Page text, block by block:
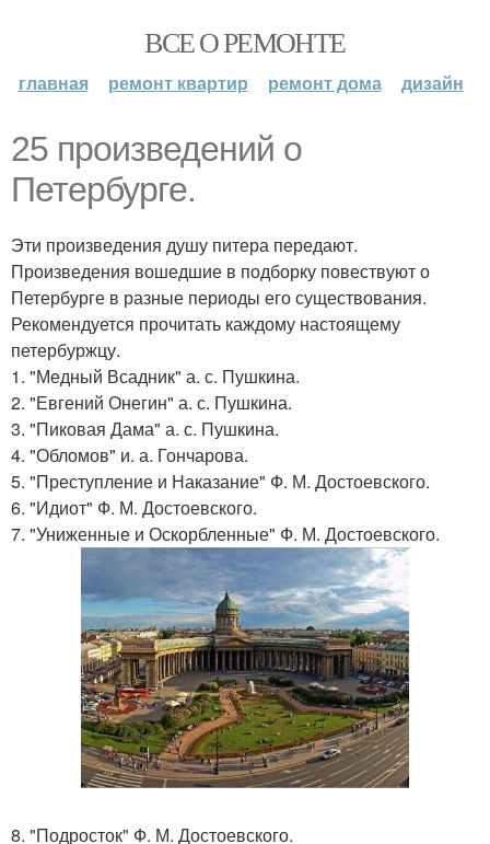
ВСЕ О РЕМОНТЕ
главная ремонт квартир ремонт дома дизайн
25 произведений о
Петербурге.
Эти произведения душу питера передают.
Произведения вошедшие в подборку повествуют о
Петербурге в разные периоды его существования.
Рекомендуется прочитать каждому настоящему
петербуржцу.
1. "Медный Всадник" а. с. Пушкина.
2. "Евгений Онегин" а. с. Пушкина.
3. "Пиковая Дама" а. с. Пушкина.
4. "Обломов" и. а. Гончарова.
5. "Преступление и Наказание" Ф. М. Достоевского.
6. "Идиот" Ф. М. Достоевского.
7. "Униженные и Оскорбленные" Ф. М. Достоевского.
8. "Подросток" Ф. М. Достоевского.